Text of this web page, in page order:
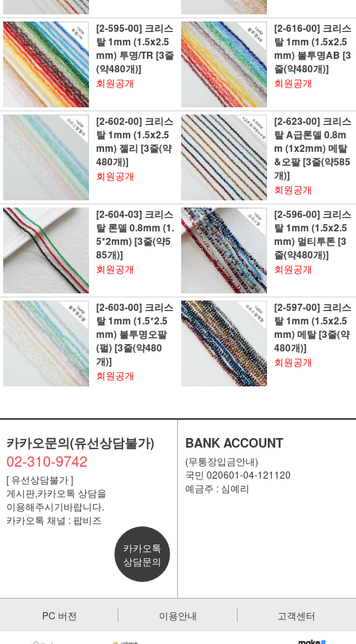
[2-595-00] 크리스
탈 1mm (1.5x2.5
mm) 투명/TR [3줄
(약480개)]
회원공개
[2-616-00] 크리스
탈 1mm (1.5x2.5
mm) 불투명AB [3
줄(약480개)]
회원공개
[2-602-00] 크리스
탈 1mm (1.5x2.5
mm) 젤리 [3줄(약
480개)]
회원공개
[2-623-00] 크리스
탈 A급론델 0.8m
m (1x2mm) 메탈
&오팔 [3줄(약585
개)]
회원공개
[2-604-03] 크리스
탈 론델 0.8mm (1.
5*2mm) [3줄(약5
85개)]
회원공개
[2-596-00] 크리스
탈 1mm (1.5x2.5
mm) 멀티투톤 [3
줄(약480개)]
회원공개
[2-603-00] 크리스
탈 1mm (1.5*2.5
mm) 불투명오팔
(펄) [3줄(약480
개)]
회원공개
[2-597-00] 크리스
탈 1mm (1.5x2.5
mm) 메탈 [3줄(약
480개)]
회원공개
카카오문의(유선상담불가)
02-310-9742
[ 유선상담불가 ]
게시판,카카오톡 상담을
이용해주시기바랍니다.
카카오톡 채널 : 팝비즈
카카오톡
상담문의
BANK ACCOUNT
(무통장입금안내)
국민 020601-04-121120
예금주 : 심예리
PC 버전 이용안내 고객센터